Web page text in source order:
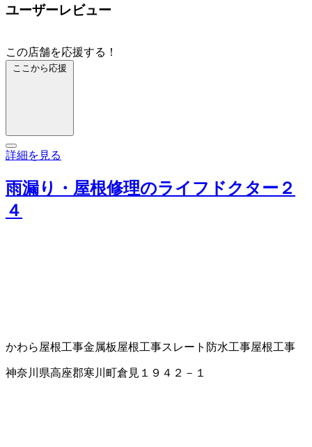
ユーザーレビュー
この店舗を応援する！
ここから応援
詳細を見る
雨漏り・屋根修理のライフドクター２
４
かわら屋根工事金属板屋根工事スレート 防水工事屋根工事
神奈川県高座郡寒川町倉見１９４２－１